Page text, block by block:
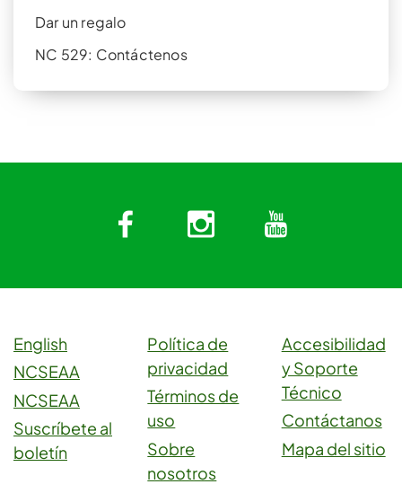
Dar un regalo
NC 529: Contáctenos
Facebook
Instagram
English
NCSEAA
NCSEAA
Suscríbete al
boletín
Política de
privacidad
Términos de
uso
Sobre
nosotros
Accesibilidad
y Soporte
Técnico
Contáctanos
Mapa del sitio